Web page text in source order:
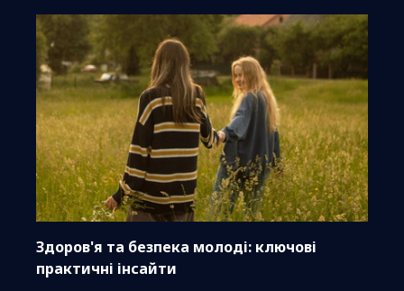
Здоров'я та безпека молоді: ключові
практичні інсайти